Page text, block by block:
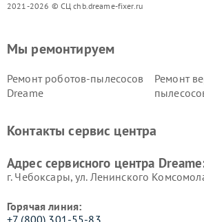
2021-2026 © СЦ chb.dreame-fixer.ru
Мы ремонтируем
Ремонт роботов-пылесосов
Dreame
Ремонт
Контакты сервис центра
Адрес сервисного центра
г. Чебоксары, ул. Ленинского
Горячая линия:
+7 (800) 301-55-83